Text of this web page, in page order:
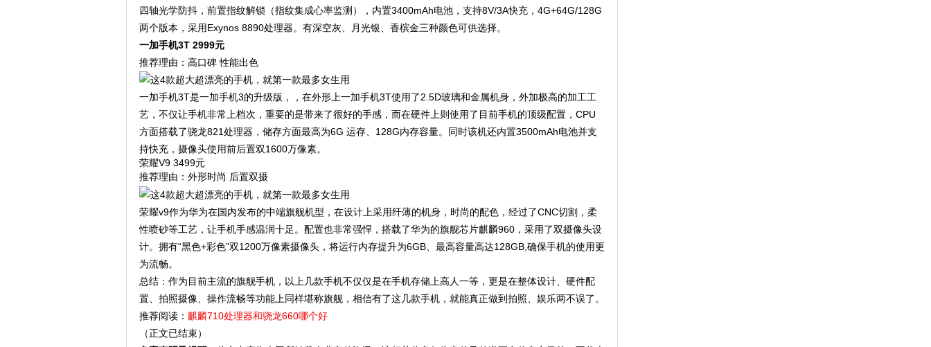
四轴光学防抖，前置指纹解锁（指纹集成心率监测），内置3400mAh电池，支持8V/3A快充，4G+64G/128G
两个版本，采用Exynos 8890处理器。有深空灰、月光银、香槟金三种颜色可供选择。
一加手机3T 2999元
推荐理由：高口碑 性能出色
一加手机3T是一加手机3的升级版，，在外形上一加手机3T使用了2.5D玻璃和金属机身，外加极高的加工工
艺，不仅让手机非常上档次，重要的是带来了很好的手感，而在硬件上则使用了目前手机的顶级配置，CPU
方面搭载了骁龙821处理器，储存方面最高为6G 运存、128G内存容量。同时该机还内置3500mAh电池并支
持快充，摄像头使用前后置双1600万像素。
荣耀V9 3499元
推荐理由：外形时尚 后置双摄
荣耀v9作为华为在国内发布的中端旗舰机型，在设计上采用纤薄的机身，时尚的配色，经过了CNC切割，柔
性喷砂等工艺，让手机手感温润十足。配置也非常强悍，搭载了华为的旗舰芯片麒麟960，采用了双摄像头设
计。拥有“黑色+彩色”双1200万像素摄像头，将运行内存提升为6GB、最高容量高达128GB,确保手机的使用更
为流畅。
总结：作为目前主流的旗舰手机，以上几款手机不仅仅是在手机存储上高人一等，更是在整体设计、硬件配
置、拍照摄像、操作流畅等功能上同样堪称旗舰，相信有了这几款手机，就能真正做到拍照、娱乐两不误了。
推荐阅读： 麒麟710处理器和骁龙660哪个好
（正文已结束）